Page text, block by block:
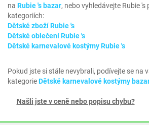
na Rubie 's bazar, nebo vyhledávejte Rubie
kategoriích:
Dětské zboží Rubie 's
Dětské oblečení Rubie 's
Dětské karnevalové kostýmy Rubie 's
Pokud jste si stále nevybrali, podívejte se na
kategorieDětské karnevalové kostýmy
Našli jste v ceně nebo popisu chybu?